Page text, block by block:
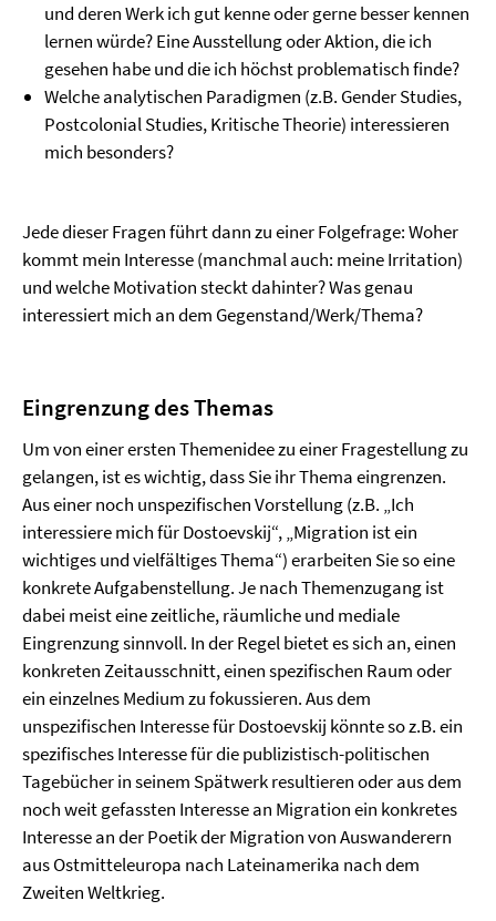
und deren Werk ich gut kenne oder gerne besser kennen
lernen würde? Eine Ausstellung oder Aktion, die ich
gesehen habe und die ich höchst problematisch finde?
Welche analytischen Paradigmen (z.B. Gender Studies,
Postcolonial Studies, Kritische Theorie) interessieren
mich besonders?
Jede dieser Fragen führt dann zu einer Folgefrage: Woher
kommt mein Interesse (manchmal auch: meine Irritation)
und welche Motivation steckt dahinter? Was genau
interessiert mich an dem Gegenstand/Werk/Thema?
Eingrenzung des Themas
Um von einer ersten Themenidee zu einer Fragestellung zu
gelangen, ist es wichtig, dass Sie ihr Thema eingrenzen.
Aus einer noch unspezifischen Vorstellung (z.B. „Ich
interessiere mich für Dostoevskij“, „Migration ist ein
wichtiges und vielfältiges Thema“) erarbeiten Sie so eine
konkrete Aufgabenstellung. Je nach Themenzugang ist
dabei meist eine zeitliche, räumliche und mediale
Eingrenzung sinnvoll. In der Regel bietet es sich an, einen
konkreten Zeitausschnitt, einen spezifischen Raum oder
ein einzelnes Medium zu fokussieren. Aus dem
unspezifischen Interesse für Dostoevskij könnte so z.B. ein
spezifisches Interesse für die publizistisch-politischen
Tagebücher in seinem Spätwerk resultieren oder aus dem
noch weit gefassten Interesse an Migration ein konkretes
Interesse an der Poetik der Migration von Auswanderern
aus Ostmitteleuropa nach Lateinamerika nach dem
Zweiten Weltkrieg.